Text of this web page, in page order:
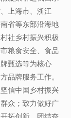
上海市、浙江
省等东部沿海地
社乡村振兴积极
粮食安全、食品
甄选等为核心
品牌服务工作。
信中国乡村振兴
众；致力做好广
拓创新、团结奋